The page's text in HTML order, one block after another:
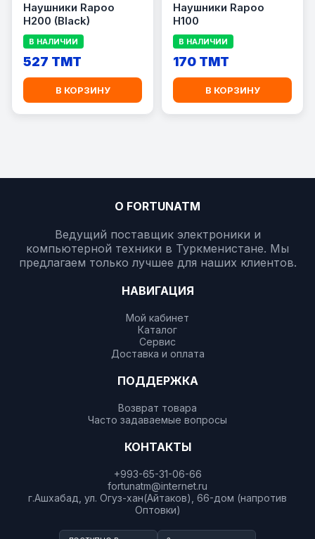
Наушники Rapoo
H200 (Black)
В НАЛИЧИИ
527 TMT
В КОРЗИНУ
Наушники Rapoo
H100
В НАЛИЧИИ
170 TMT
В КОРЗИНУ
О FORTUNATM
Ведущий поставщик электроники и
компьютерной техники в Туркменистане. Мы
предлагаем только лучшее для наших клиентов.
НАВИГАЦИЯ
Мой кабинет
Каталог
Сервис
Доставка и оплата
ПОДДЕРЖКА
Возврат товара
Часто задаваемые вопросы
КОНТАКТЫ
+993-65-31-06-66
fortunatm@internet.ru
г.Ашхабад, ул. Огуз-хан(Айтаков), 66-дом (напротив
Оптовки)